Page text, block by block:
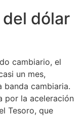
dólar
cambiario, el
un mes,
banda cambiaria.
por la aceleración
Tesoro, que